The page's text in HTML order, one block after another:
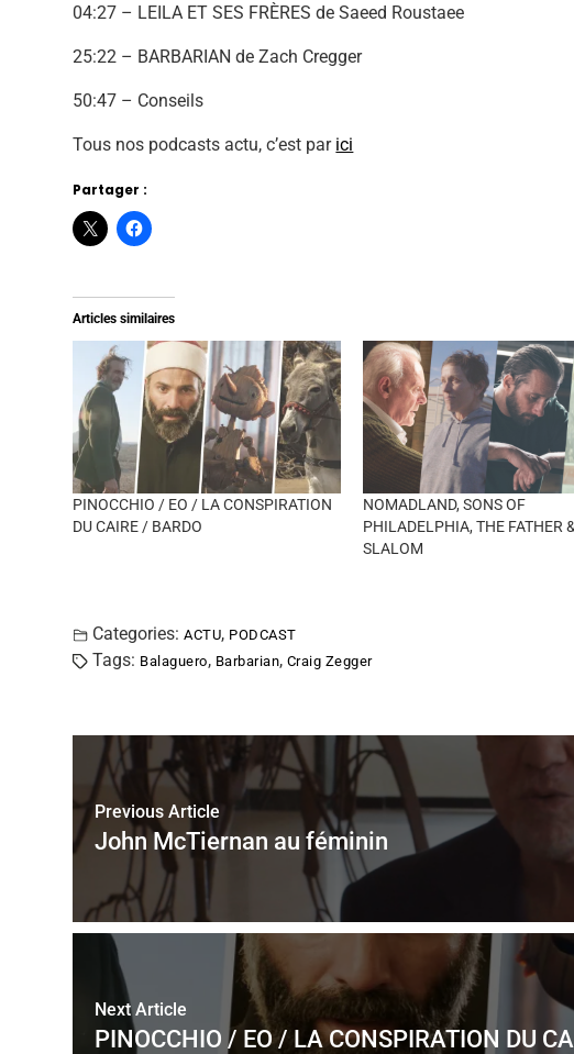
04:27 – LEILA ET SES FRÈRES de Saeed Roustaee
25:22 – BARBARIAN de Zach Cregger
50:47 – Conseils
Tous nos podcasts actu, c’est par ici
Partager :
Articles similaires
PINOCCHIO / EO / LA CONSPIRATION
DU CAIRE / BARDO
NOMADLAND, SONS OF
PHILADELPHIA, THE FATHER &
SLALOM
Categories: ACTU, PODCAST
Tags: Balaguero, Barbarian, Craig Zegger
Previous Article
John McTiernan au féminin
Next Article
PINOCCHIO / EO / LA CONSPIRATION DU